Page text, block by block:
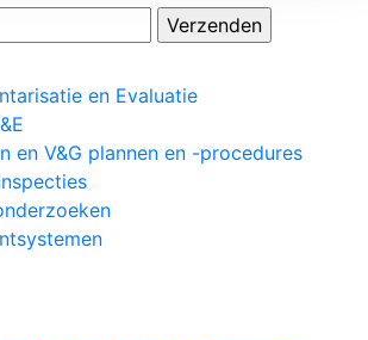
en Evaluatie
en V&G plannen en -procedures